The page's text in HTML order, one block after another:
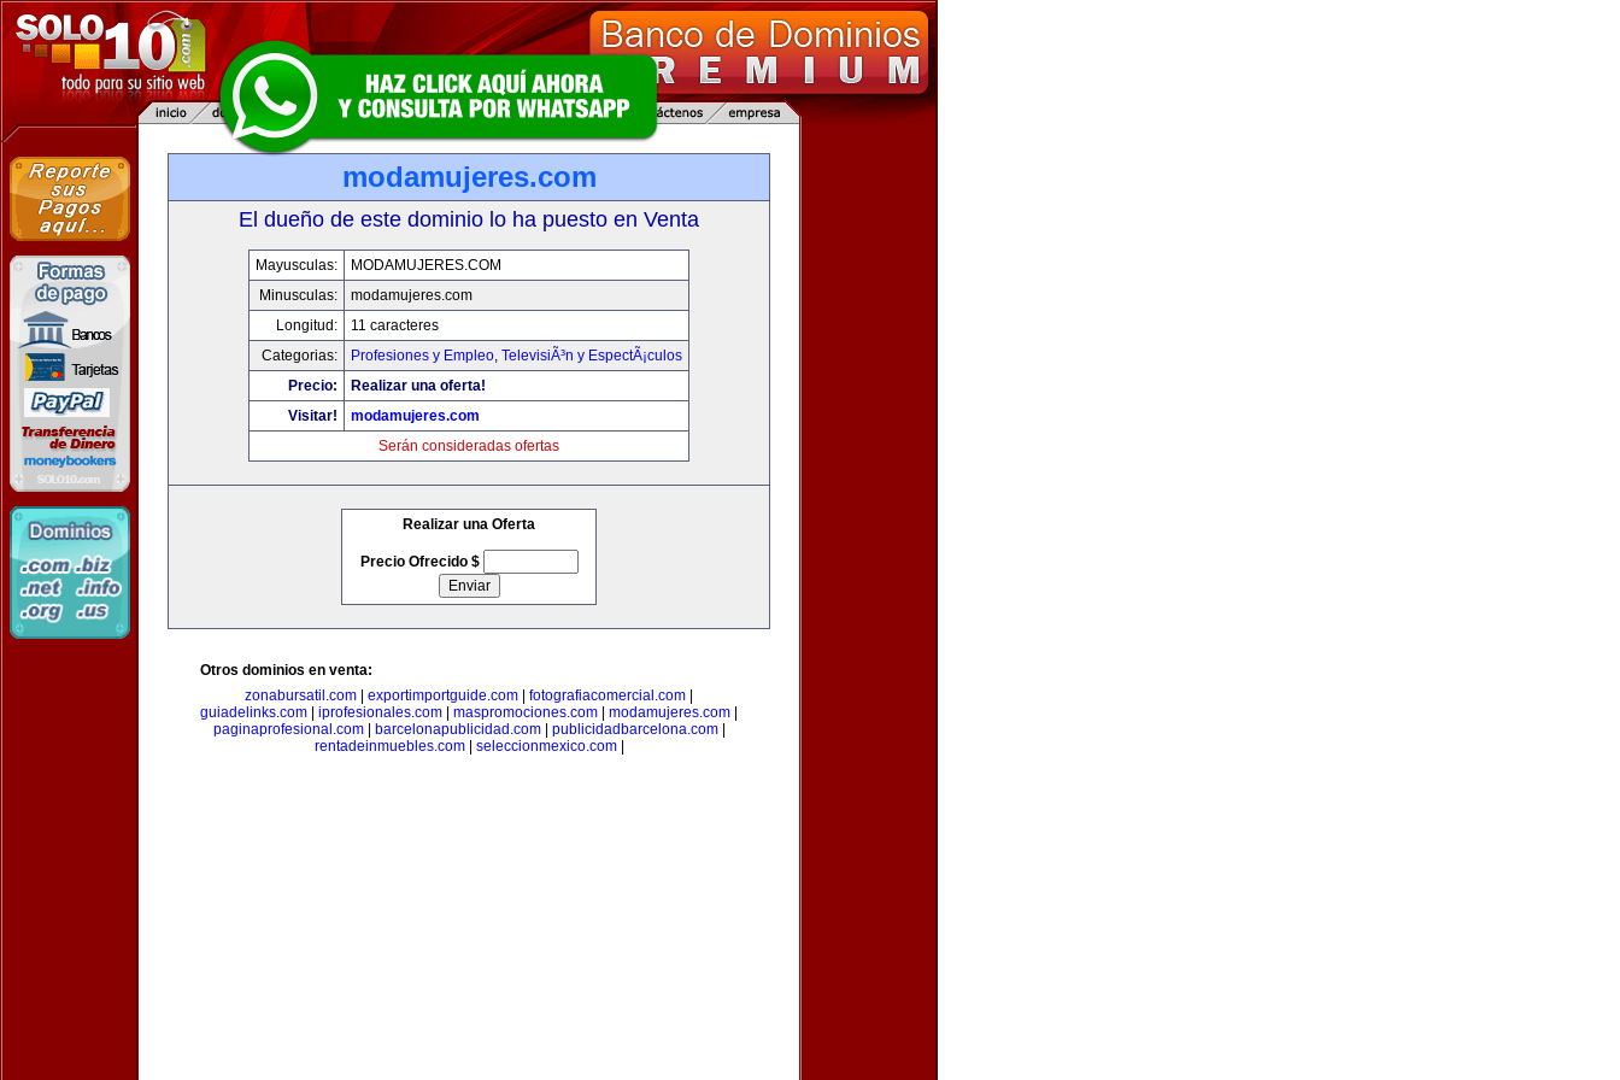
modamujeres.com
El dueño de este dominio lo ha puesto en Venta
Mayusculas:
MODAMUJERES.COM
Minusculas:
modamujeres.com
Longitud:
11 caracteres
Categorias:
Profesiones y Empleo, TelevisiÃ³n y EspectÃ¡culos
Precio:
Realizar una oferta!
Visitar!
modamujeres.com
Serán consideradas ofertas
Realizar una Oferta
Precio Ofrecido $
Otros dominios en venta:
zonabursatil.com
exportimportguide.com fotografiacomercial.com
guiadelinks.com
iprofesionales.com maspromociones.com modamujeres.com
paginaprofesional.com| barcelonapublicidad.com| publicidadbarcelona.com|
rentadeinmuebles.com| seleccionmexico.com|